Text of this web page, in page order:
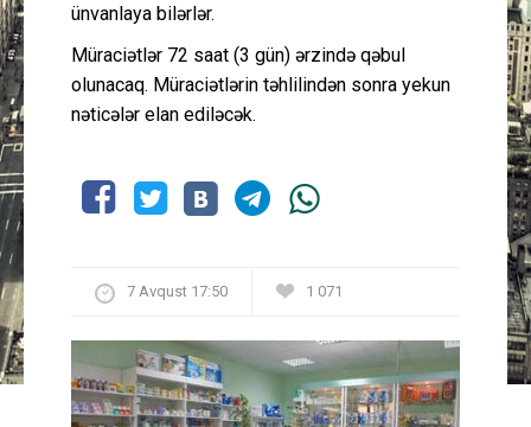
ünvanlaya bilərlər.
Müraciətlər 72 saat (3 gün) ərzində qəbul
olunacaq. Müraciətlərin təhlilindən sonra yekun
nəticələr elan ediləcək.
7 Avqust 17:50 1 071